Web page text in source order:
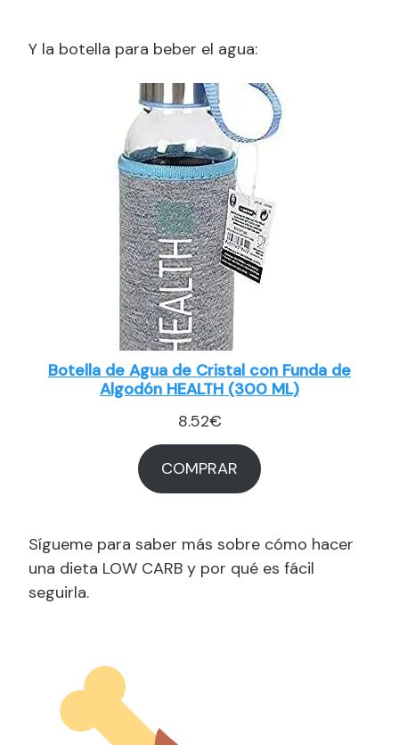
Y la botella para beber el agua:
Botella de Agua de Cristal con Funda de
Algodón HEALTH (300 ML)
8.52€
COMPRAR
Sígueme para saber más sobre cómo hacer
una dieta LOW CARB y por qué es fácil
seguirla.